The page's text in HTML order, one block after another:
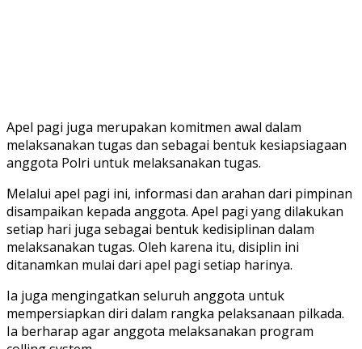
Apel pagi juga merupakan komitmen awal dalam
melaksanakan tugas dan sebagai bentuk kesiapsiagaan
anggota Polri untuk melaksanakan tugas.
Melalui apel pagi ini, informasi dan arahan dari pimpinan
disampaikan kepada anggota. Apel pagi yang dilakukan
setiap hari juga sebagai bentuk kedisiplinan dalam
melaksanakan tugas. Oleh karena itu, disiplin ini
ditanamkan mulai dari apel pagi setiap harinya.
Ia juga mengingatkan seluruh anggota untuk
mempersiapkan diri dalam rangka pelaksanaan pilkada.
Ia berharap agar anggota melaksanakan program